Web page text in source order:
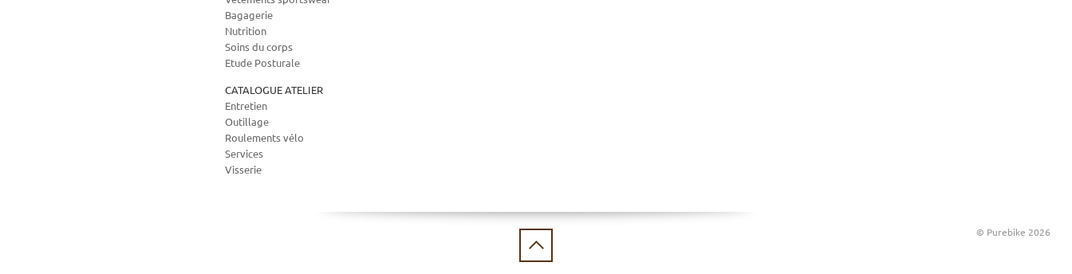
Bagagerie
Nutrition
Soins du corps
Etude Posturale
CATALOGUE ATELIER
Entretien
Outillage
Roulements vélo
Services
Visserie
© Purebike 2026